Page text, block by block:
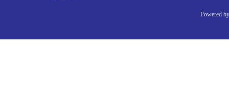
Powered